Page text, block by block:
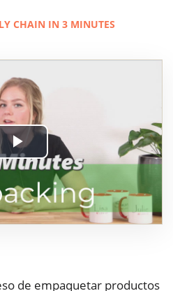
CHAIN IN 3 MINUTES
Play
Video
de empaquetar productos